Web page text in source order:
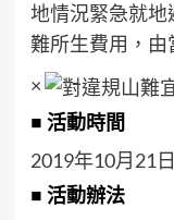
地情況緊急就
難所生費用，由
×
■ 活動時間
2019年10月21
■ 活動辦法